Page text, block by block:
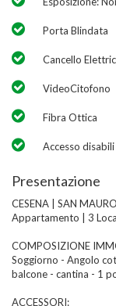
Porta Blindata
Cancello
VideoCitofono
Fibra Ottica
Accesso disabili
Presentazione
CESENA | SAN
Appartamento | 3
COMPOSIZIONE
Soggiorno - Angolo
balcone - cantina - 1
ACCESSORI: